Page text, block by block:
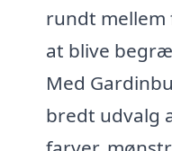
rundt mellem
at blive
Med
bredt udvalg